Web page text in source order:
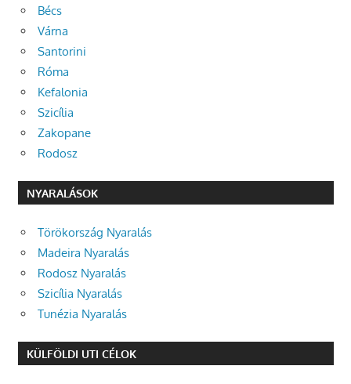
Bécs
Várna
Santorini
Róma
Kefalonia
Szicília
Zakopane
Rodosz
NYARALÁSOK
Törökország Nyaralás
Madeira Nyaralás
Rodosz Nyaralás
Szicília Nyaralás
Tunézia Nyaralás
KÜLFÖLDI UTI CÉLOK